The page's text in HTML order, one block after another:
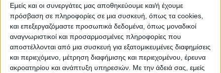
Εμείς και οι συνεργάτες μας αποθηκεύουμε και/ή έχουμε
πρόσβαση σε πληροφορίες σε μια συσκευή, όπως τα cookies,
και επεξεργαζόμαστε προσωπικά δεδομένα, όπως μοναδικοί
αναγνωριστικοί και προσαρμοσμένες πληροφορίες που
αποστέλλονται από μια συσκευή για εξατομικευμένες διαφημίσεις
και περιεχόμενο, μέτρηση διαφήμισης και περιεχομένου, έρευνα
ακροατηρίου και ανάπτυξη υπηρεσιών. Με την άδειά σας, εμείς
ιδιόκτητο οικόπεδο του ΠΘ για την
ανέγερση νέων εστιών».
Αναλυτικότερα στην έντυπη έκδοση του Νέου
Αγώνα.